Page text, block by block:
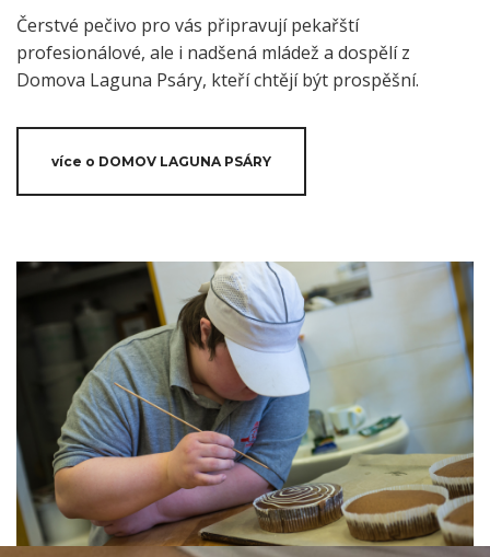
Čerstvé pečivo pro vás připravují pekařští
profesionálové, ale i nadšená mládež a dospělí z
Domova Laguna Psáry, kteří chtějí být prospěšní.
více o DOMOV LAGUNA PSÁRY